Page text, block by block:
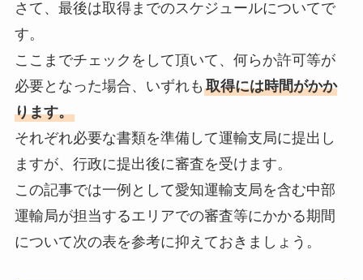
さて、最後は取得までのスケジュールについてで
す。
ここまでチェックをして頂いて、何らか許可等が
必要となった場合、いずれも 取得には時間がかか
ります。
それぞれ必要な書類を準備して運輸支局に提出し
ますが、行政に提出後に審査を受けます。
この記事では一例として愛知運輸支局を含む中部
運輸局が担当するエリアでの審査等にかかる期間
について次の表を参考に抑えておきましょう。